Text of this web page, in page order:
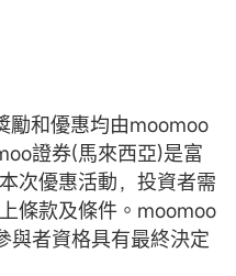
勵和優惠均由moomoo
證券(馬來西亞)是富
次優惠活動，投資者需
條款及條件。moomoo
與者資格具有最終決定